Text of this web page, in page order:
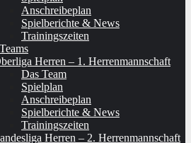
Anschreibeplan
Spielberichte & News
Trainingszeiten
Herren – 1. Herrenmannschaft
Das Team
Spielplan
Anschreibeplan
Spielberichte & News
Trainingszeiten
Herren – 2. Herrenmannschaft